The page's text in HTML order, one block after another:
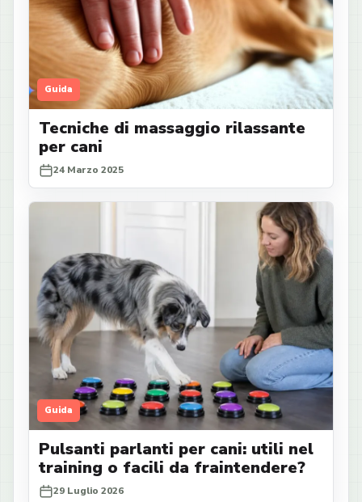
Guida
Tecniche di massaggio rilassante
per cani
24 Marzo 2025
Guida
Pulsanti parlanti per cani: utili nel
training o facili da fraintendere?
29 Luglio 2026